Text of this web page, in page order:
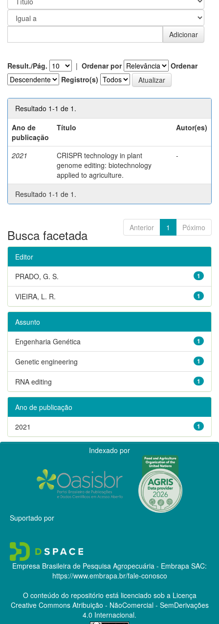
Result./Pág. | Ordenar por
Ordenar
Registro(s)
Resultado 1-1 de 1.
Ano de
publicação
Título Autor(es)
2021
CRISPR technology in plant
genome editing: biotechnology
applied to agriculture.
-
Resultado 1-1 de 1.
Anterior 1 Póximo
Busca facetada
Editor
1
PRADO, G. S.
1
VIEIRA, L. R.
Assunto
1
Engenharia Genética
1
Genetic engineering
1
RNA editing
Ano de publicação
1
2021
Indexado por
Suportado por
Empresa Brasileira de Pesquisa Agropecuária - Embrapa SAC:
https://www.embrapa.br/fale-conosco
O conteúdo do repositório está licenciado sob a Licença
Creative CommonsAtribuição - NãoComercial - SemDerivações
4.0 Internacional.